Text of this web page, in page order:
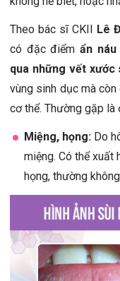
Theo bác sĩ CKII Lê
có đặc điểm ẩn
qua những vết xước
vùng sinh dục mà
cơ thể. Thường gặp là
Miệng, họng: Do
miệng. Có thể xuất
họng, thường